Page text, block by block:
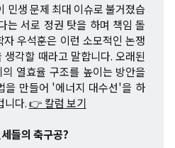
민생 문제 최대 이슈로 불거졌습
는 서로 정권 탓을 하며 책임 돌
우석훈은 이런 소모적인 논쟁
각할 때라고 말합니다. 오래된
열효율 구조를 높이는 방안을
을 만들어 '에너지 대수선'을 하
니다.👉 칼럼 보기
들의 축구공?